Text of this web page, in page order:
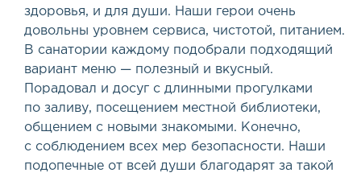
здоровья, и для души. Наши герои очень
довольны уровнем сервиса, чистотой, питанием.
В санатории каждому подобрали подходящий
вариант меню — полезный и вкусный.
Порадовал и досуг с длинными прогулками
по заливу, посещением местной библиотеки,
общением с новыми знакомыми. Конечно,
с соблюдением всех мер безопасности. Наши
подопечные от всей души благодарят за такой